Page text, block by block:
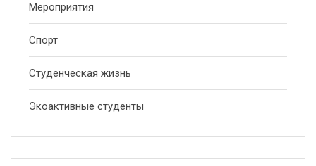
Мероприятия
Спорт
Студенческая жизнь
Экоактивные студенты